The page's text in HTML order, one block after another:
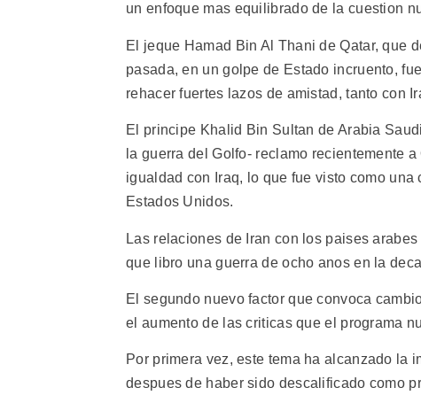
un enfoque mas equilibrado de la cuestion
El jeque Hamad Bin Al Thani de Qatar, que
pasada, en un golpe de Estado incruento,
rehacer fuertes lazos de amistad, tanto con
El principe Khalid Bin Sultan de Arabia
la guerra del Golfo- reclamo recientemente
igualdad con Iraq, lo que fue visto como
Estados Unidos.
Las relaciones de Iran con los paises
que libro una guerra de ocho anos en la
El segundo nuevo factor que convoca
el aumento de las criticas que el programa
Por primera vez, este tema ha alcanzado la
despues de haber sido descalificado como